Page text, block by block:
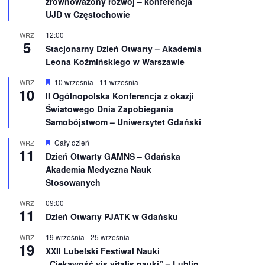
n
i
n
e
UJD w Częstochowie
WRZ
5
12:00
Stacjonarny Dzień Otwarty – Akademia
Leona Koźmińskiego w Warszawie
WRZ
10
W
y
r
ó
ż
n
o
n
e
10 września - 11 września
II Ogólnopolska Konferencja z okazji
Światowego Dnia Zapobiegania
Samobójstwom – Uniwersytet Gdański
WRZ
11
W
y
r
ó
ż
n
o
n
Cały dzień
Dzień Otwarty GAMNS – Gdańska
Akademia Medyczna Nauk
Stosowanych
WRZ
11
09:00
Dzień Otwarty PJATK w Gdańsku
WRZ
19
19 września -25 września
XXII Lubelski Festiwal Nauki